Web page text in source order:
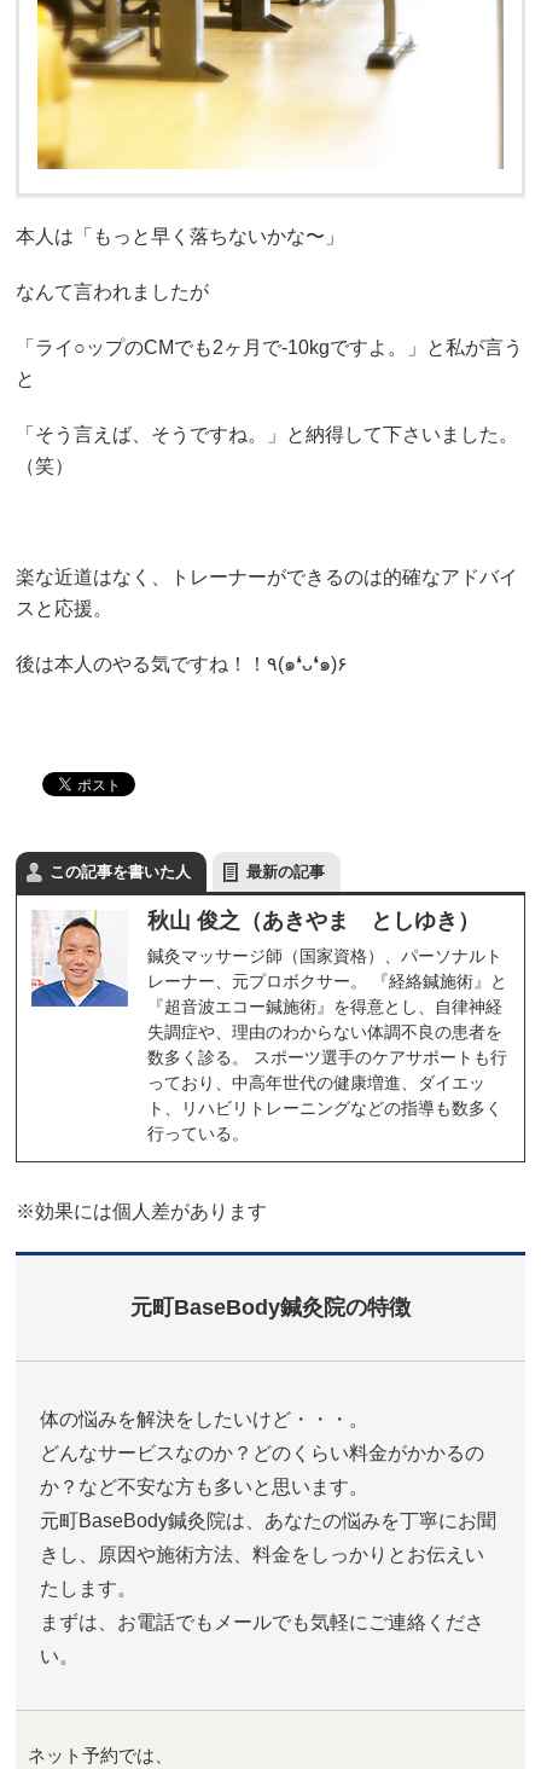
本人は「もっと早く落ちないかな〜」
なんて言われましたが
「ライ○ップのCMでも2ヶ月で-10kgですよ。」と私が言う
と
「そう言えば、そうですね。」と納得して下さいました。
（笑）
楽な近道はなく、トレーナーができるのは的確なアドバイ
スと応援。
後は本人のやる気ですね！！٩(๑❛ᴗ❛๑)۶
この記事を書いた人 最新の記事
秋山 俊之（あきやま としゆき）
鍼灸マッサージ師（国家資格）、パーソナルト
レーナー、元プロボクサー。 『経絡鍼施術』と
『超音波エコー鍼施術』を得意とし、自律神経
失調症や、理由のわからない体調不良の患者を
数多く診る。 スポーツ選手のケアサポートも行
っており、中高年世代の健康増進、ダイエッ
ト、リハビリトレーニングなどの指導も数多く
行っている。
※効果には個人差があります
元町BaseBody鍼灸院の特徴
体の悩みを解決をしたいけど・・・。
どんなサービスなのか？どのくらい料金がかかるの
か？など不安な方も多いと思います。
元町BaseBody鍼灸院は、あなたの悩みを丁寧にお聞
きし、原因や施術方法、料金をしっかりとお伝えい
たします。
まずは、お電話でもメールでも気軽にご連絡くださ
い。
ネット予約では、